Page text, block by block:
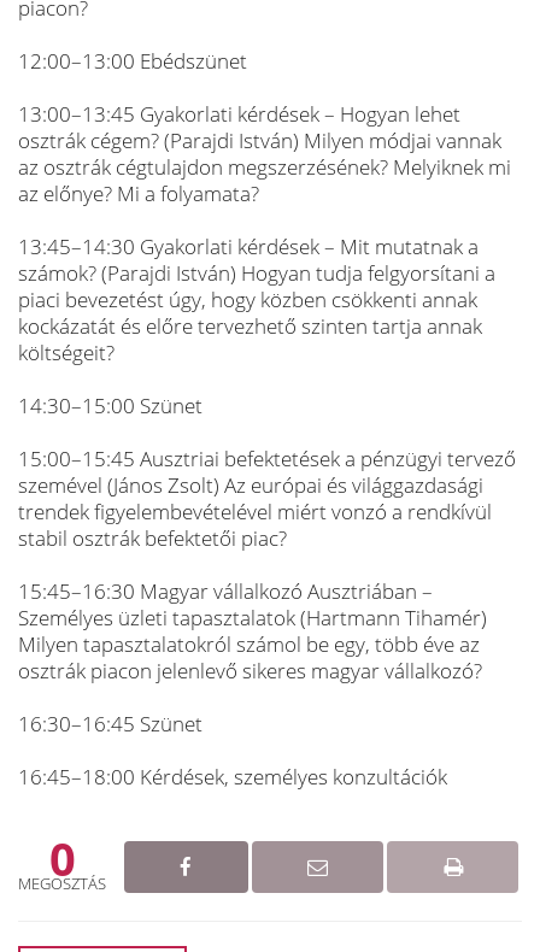
piacon?
12:00–13:00 Ebédszünet
13:00–13:45 Gyakorlati kérdések – Hogyan lehet
osztrák cégem? (Parajdi István) Milyen módjai vannak
az osztrák cégtulajdon megszerzésének? Melyiknek mi
az előnye? Mi a folyamata?
13:45–14:30 Gyakorlati kérdések – Mit mutatnak a
számok? (Parajdi István) Hogyan tudja felgyorsítani a
piaci bevezetést úgy, hogy közben csökkenti annak
kockázatát és előre tervezhető szinten tartja annak
költségeit?
14:30–15:00 Szünet
15:00–15:45 Ausztriai befektetések a pénzügyi tervező
szemével (János Zsolt) Az európai és világgazdasági
trendek figyelembevételével miért vonzó a rendkívül
stabil osztrák befektetői piac?
15:45–16:30 Magyar vállalkozó Ausztriában –
Személyes üzleti tapasztalatok (Hartmann Tihamér)
Milyen tapasztalatokról számol be egy, több éve az
osztrák piacon jelenlevő sikeres magyar vállalkozó?
16:30–16:45 Szünet
16:45–18:00 Kérdések, személyes konzultációk
0
MEGOSZTÁS